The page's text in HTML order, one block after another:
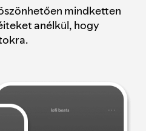
mindketten
anélkül, hogy